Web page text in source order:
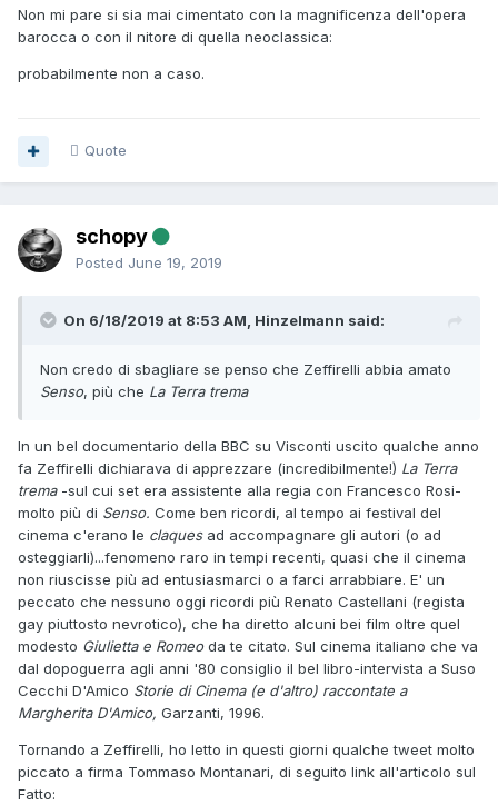
Non mi pare si sia mai cimentato con la magnificenza dell'opera
barocca o con il nitore di quella neoclassica:
probabilmente non a caso.
Quote
schopy
Posted June 19, 2019
On 6/18/2019 at 8:53 AM, Hinzelmann said:
Non credo di sbagliare se penso che Zeffirelli abbia amato
Senso, più che La Terra trema
In un bel documentario della BBC su Visconti uscito qualche anno
fa Zeffirelli dichiarava di apprezzare (incredibilmente!) La Terra
trema -sul cui set era assistente alla regia con Francesco Rosi-
molto più di Senso. Come ben ricordi, al tempo ai festival del
cinema c'erano le claques ad accompagnare gli autori (o ad
osteggiarli)...fenomeno raro in tempi recenti, quasi che il cinema
non riuscisse più ad entusiasmarci o a farci arrabbiare. E' un
peccato che nessuno oggi ricordi più Renato Castellani (regista
gay piuttosto nevrotico), che ha diretto alcuni bei film oltre quel
modesto Giulietta e Romeoda te citato. Sul cinema italiano che va
dal dopoguerra agli anni '80 consiglio il bel libro-intervista a Suso
Cecchi D'Amico Storie di Cinema (e d'altro) raccontate a
Margherita D'Amico, Garzanti, 1996.
Tornando a Zeffirelli, ho letto in questi giorni qualche tweet molto
piccato a firma Tommaso Montanari, di seguito link all'articolo sul
Fatto: